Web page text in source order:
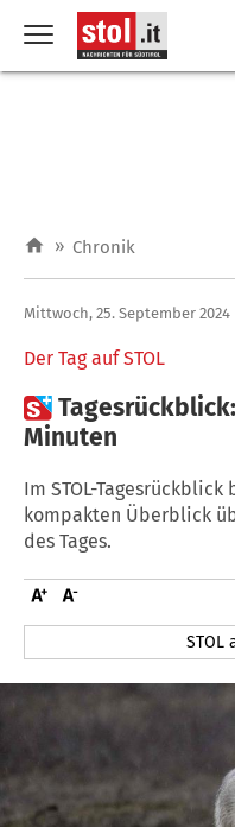
» Chronik
Der Tag auf STOL
Mittwoch, 25. September 2024

Minuten
Im STOL-
kompakten Überblick
des Tages.
STOL